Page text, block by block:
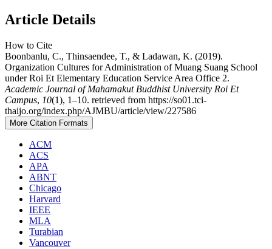
Article Details
How to Cite
Boonbanlu, C., Thinsaendee, T., & Ladawan, K. (2019).
Organization Cultures for Administration of Muang Suang School
under Roi Et Elementary Education Service Area Office 2.
Academic Journal of Mahamakut Buddhist University Roi Et
Campus, 10(1), 1–10. retrieved from https://so01.tci-
thaijo.org/index.php/AJMBU/article/view/227586
More Citation Formats
ACM
ACS
APA
ABNT
Chicago
Harvard
IEEE
MLA
Turabian
Vancouver